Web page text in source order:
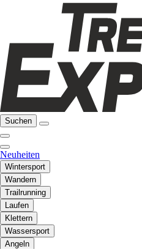
Suchen
Neuheiten
Wintersport
Wandern
Trailrunning
Laufen
Klettern
Wassersport
Angeln